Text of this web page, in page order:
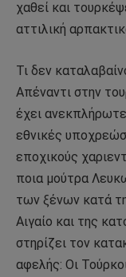
χαθεί και
αττιλική
Τι δεν
Απέναντι στην
έχει
εθνικές
εποχικούς
ποια μούτρα
των ξένων κατά
Αιγαίο και της
στηρίζει τον
αφελής: Οι